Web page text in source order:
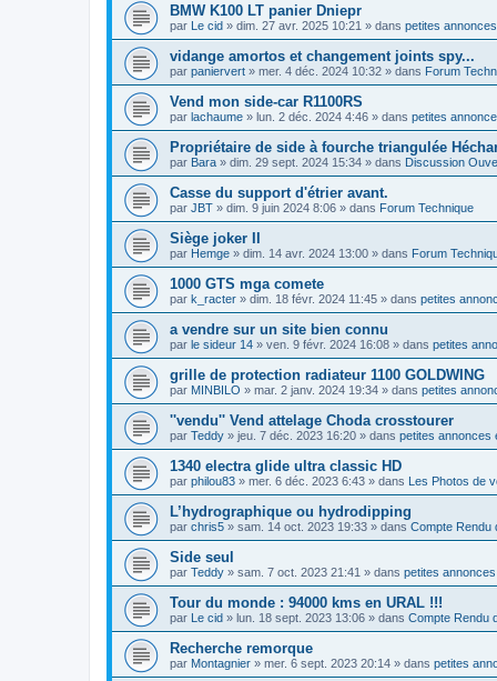
BMW K100 LT panier Dniepr
par Le cid » dim. 27 avr. 2025 10:21 » dans petites
vidange amortos et changement joints spy...
par paniervert » mer. 4 déc. 2024 10:32 » dans Forum
Vend mon side-car R1100RS
par lachaume » lun. 2 déc. 2024 4:46 » dans petites
Propriétaire de side à fourche triangulée
par Bara » dim. 29 sept. 2024 15:34 » dans Discussion
Casse du support d'étrier avant.
par JBT » dim. 9 juin 2024 8:06 » dans Forum Technique
Siège joker II
par Hemge » dim. 14 avr. 2024 13:00 » dans Forum
1000 GTS mga comete
par k_racter » dim. 18 févr. 2024 11:45 » dans petites
a vendre sur un site bien connu
par le sideur 14 » ven. 9 févr. 2024 16:08 » dans petites
grille de protection radiateur 1100 GOLDWING
par MINBILO » mar. 2 janv. 2024 19:34 » dans petites
''vendu'' Vend attelage Choda crosstourer
par Teddy » jeu. 7 déc. 2023 16:20 » dans petites annonces
1340 electra glide ultra classic HD
par philou83 » mer. 6 déc. 2023 6:43 » dans Les Photos de
L’hydrographique ou hydrodipping
par chris5 » sam. 14 oct. 2023 19:33 » dans Compte Rendu
Side seul
par Teddy » sam. 7 oct. 2023 21:41 » dans petites
Tour du monde : 94000 kms en URAL !!!
par Le cid » lun. 18 sept. 2023 13:06 » dans Compte Rendu
Recherche remorque
par Montagnier » mer. 6 sept. 2023 20:14 » dans petites